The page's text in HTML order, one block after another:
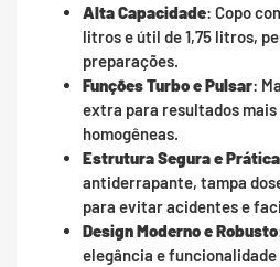
Alta Capacidade: Copo
litros e útil de 1,75 litros,
preparações.
Funções Turbo e Pulsar:
extra para resultados
homogêneas.
Estrutura Segura e Prática
antiderrapante, tampa
para evitar acidentes e
Design Moderno e Robusto
elegância e